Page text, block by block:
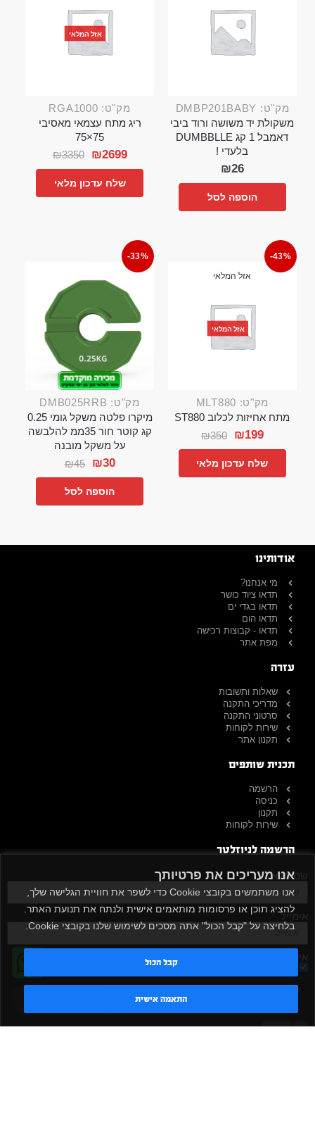
אנו מעריכים את פרטיותך
אנו משתמשים בקובצי Cookie כדי לשפר את חוויית הגלישה שלך,
להציג תוכן או פרסומות מותאמים אישית ולנתח את תנועת האתר.
בלחיצה על "קבל הכול" אתה מסכים לשימוש שלנו בקובצי Cookie.
התאמה אישית
קבל הכול
מק"ט: DMBP201BABY
משקולת יד משושה ורוד ביבי
דאמבל 1 קג DUMBBLLE
בלעדי !
₪26
הוספה לסל
אזל המלאי
מק"ט: RGA1000
ריג מתח עצמאי מאסיבי
75×75
₪3350 ₪2699
שלח עדכון מלאי
-43%
אזל המלאי
אזל המלאי
מק"ט: MLT880
מתח אחיזות לכלוב ST880
₪350 ₪199
שלח עדכון מלאי
-33%
מק"ט: DMB025RRB
מיקרו פלטה משקל גומי 0.25
קג קוטר חור 35ממ להלבשה
על משקל מובנה
₪45 ₪30
הוספה לסל
אודותינו
מי אנחנו?
תדאו ציוד כושר
תדאו בגדי ים
תדאו הום
תדאו - קבוצות רכישה
מפת אתר
עזרה
שאלות ותשובות
מדריכי התקנה
סרטוני התקנה
שירות לקוחות
תקנון אתר
תכנית שותפים
הרשמה
כניסה
תקנון
שירות לקוחות
הרשמה לניוזלטר
שם מלא
אימייל
אישור קבלת דיוור